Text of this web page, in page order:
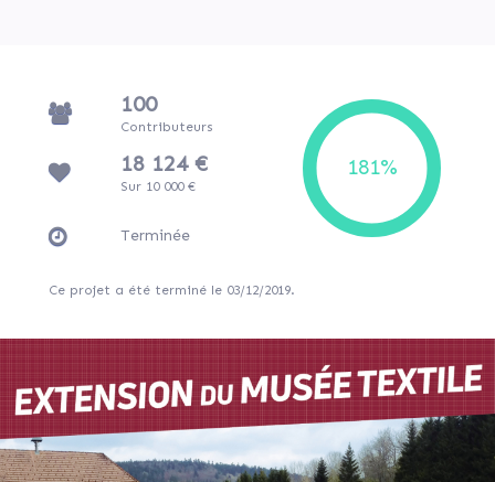
100
Contributeurs
18 124 €
Sur 10 000 €
Terminée
Ce projet a été terminé le 03/12/2019.